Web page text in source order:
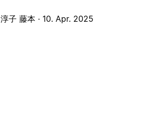
淳子 藤本 · 10. Apr. 2025